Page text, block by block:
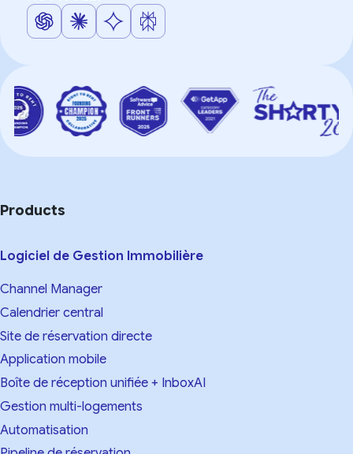
Products
Logiciel de Gestion Immobilière
Channel Manager
Calendrier central
Site de réservation directe
Application mobile
Boîte de réception unifiée + InboxAI
Gestion multi-logements
Automatisation